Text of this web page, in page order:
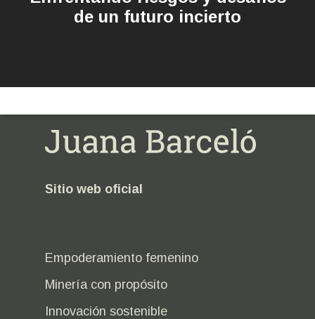
de un futuro incierto
Sitio web oficial
Empoderamiento femenino
Minería con propósito
Innovación sostenible